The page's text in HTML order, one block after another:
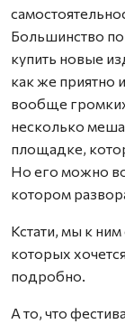
Большинство
купить новые
как же приятно
вообще
несколько
площадке,
Но его можно
котором
Кстати, мы к
которых
подробно.
А то, что